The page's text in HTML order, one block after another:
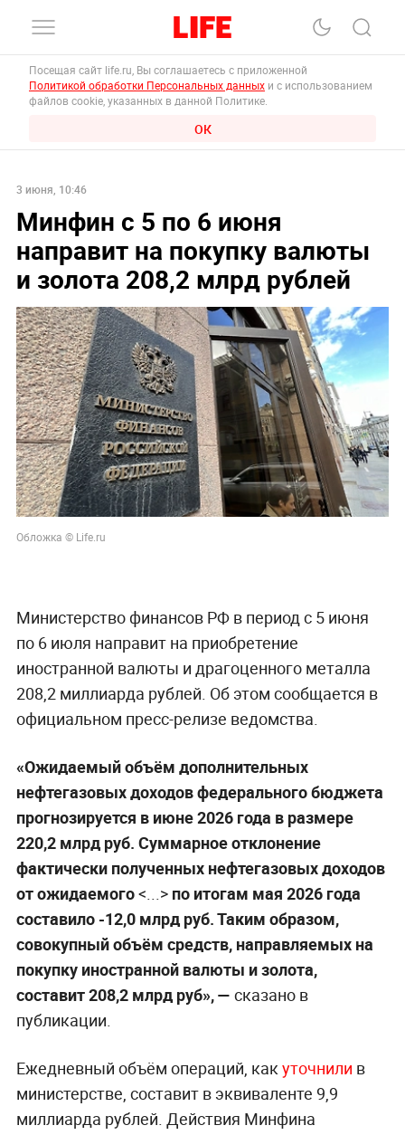
Посещая сайт life.ru, Вы соглашаетесь с приложенной
Политикой обработки Персональных данных и с использованием
файлов cookie, указанных в данной Политике.
ОК
3 июня, 10:46
Минфин с 5 по 6 июня
направит на покупку валюты
и золота 208,2 млрд рублей
Обложка © Life.ru
Министерство финансов РФ в период с 5 июня
по 6 июля направит на приобретение
иностранной валюты и драгоценного металла
208,2 миллиарда рублей. Об этом сообщается в
официальном пресс-релизе ведомства.
«Ожидаемый объём дополнительных
нефтегазовых доходов федерального бюджета
прогнозируется в июне 2026 года в размере
220,2 млрд руб. Суммарное отклонение
фактически полученных нефтегазовых доходов
от ожидаемого<...> по итогам мая 2026 года
составило -12,0 млрд руб. Таким образом,
совокупный объём средств, направляемых на
покупку иностранной валюты и золота,
составит 208,2 млрд руб», — сказано в
публикации.
Ежедневный объём операций, как уточнили в
министерстве, составит в эквиваленте 9,9
миллиарда рублей. Действия Минфина